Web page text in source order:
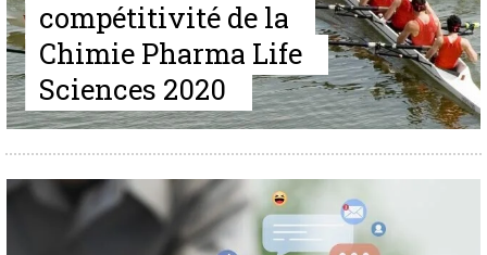
compétitivité de la
Chimie Pharma Life
Sciences 2020